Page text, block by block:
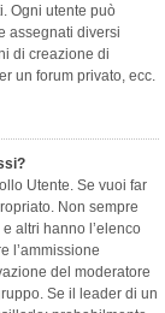
Ogni utente può
assegnati diversi
di creazione di
un forum privato, ecc.
Utente. Se vuoi far
Non sempre
altri hanno l’elenco
l’ammissione
del moderatore
Se il leader di un